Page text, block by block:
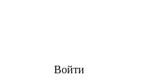
Войти